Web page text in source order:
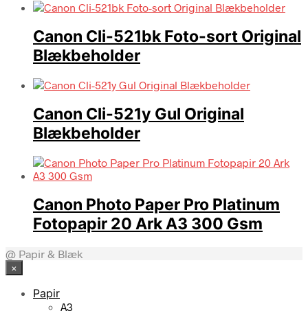
Canon Cli-521bk Foto-sort Original
Blækbeholder
Canon Cli-521y Gul Original
Blækbeholder
Canon Photo Paper Pro Platinum
Fotopapir 20 Ark A3 300 Gsm
@ Papir & Blæk
×
Papir
A3